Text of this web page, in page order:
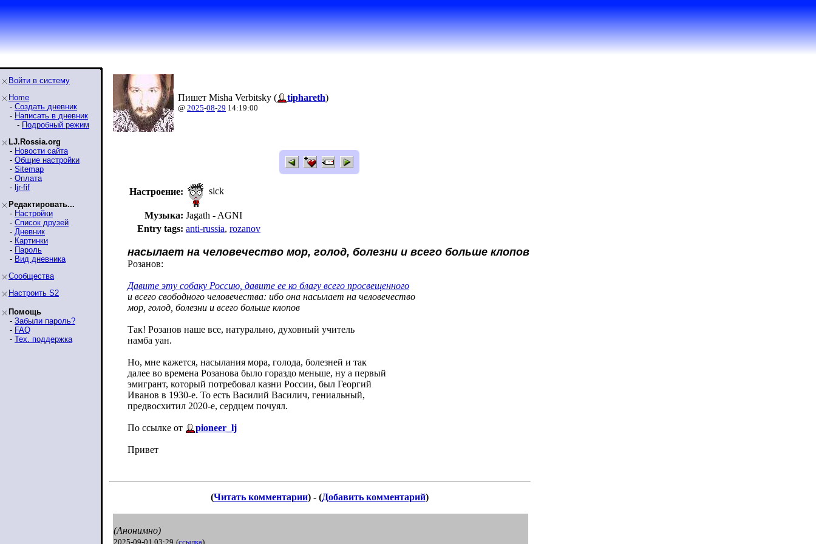
Войти в систему
Home
- Создать дневник
- Написать в дневник
- Подробный режим
LJ.Rossia.org
- Новости сайта
- Общие настройки
- Sitemap
- Оплата
- ljr-fif
Редактировать...
- Настройки
- Список друзей
- Дневник
- Картинки
- Пароль
- Вид дневника
Сообщества
Настроить S2
Помощь
- Забыли пароль?
- FAQ
- Тех. поддержка
Пишет Misha Verbitsky ( tiphareth)
@ 2025-08-29 14:19:00
Настроение: sick
Музыка: Jagath - AGNI
Entry tags: anti-russia, rozanov
насылает на человечество мор, голод, болезни и всего больше клопов
Розанов:
Давите эту собаку Россию, давите ее ко благу всего просвещенного
и всего свободного человечества: ибо она насылает на человечество
мор, голод, болезни и всего больше клопов
Так! Розанов наше все, натурально, духовный учитель
намба уан.
Но, мне кажется, насылания мора, голода, болезней и так
далее во времена Розанова было гораздо меньше, ну а первый
эмигрант, который потребовал казни России, был Георгий
Иванов в 1930-е. То есть Василий Василич, гениальный,
предвосхитил 2020-е, сердцем почуял.
По ссылке от pioneer_lj
Привет
(Читать комментарии) - (Добавить комментарий)
(Анонимно)
2025-09-01 03:29 (ссылка)